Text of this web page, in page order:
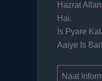
Hazrat
Hai.
Is Pyare
Aaiye Is
Naat